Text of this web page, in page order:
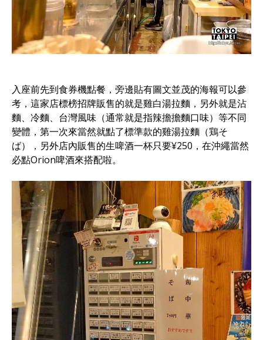
入座前先到食券機點餐，旁邊貼有圖文並茂的海報可以參
考，這家店標榜招牌販售的就是雞白湯拉麵，另外就是沾
麵、冷麵、台灣風味（通常就是指辣擔擔麵口味）等不同
變體，第一次來當然就點了標準款的雞湯拉麵（鶏そ
ば），另外店內販售的生啤酒一杯只要¥250，在沖繩當然
必點Orion啤酒來搭配啦。